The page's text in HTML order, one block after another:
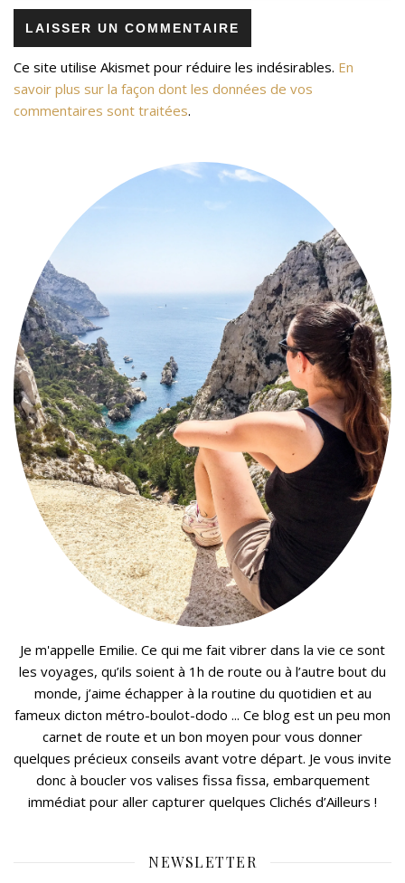
Ce site utilise Akismet pour réduire les indésirables. En
savoir plus sur la façon dont les données de vos
commentaires sont traitées.
Je m'appelle Emilie. Ce qui me fait vibrer dans la vie ce sont
les voyages, qu’ils soient à 1h de route ou à l’autre bout du
monde, j’aime échapper à la routine du quotidien et au
fameux dicton métro-boulot-dodo ... Ce blog est un peu mon
carnet de route et un bon moyen pour vous donner
quelques précieux conseils avant votre départ. Je vous invite
donc à boucler vos valises fissa fissa, embarquement
immédiat pour aller capturer quelques Clichés d’Ailleurs !
NEWSLETTER